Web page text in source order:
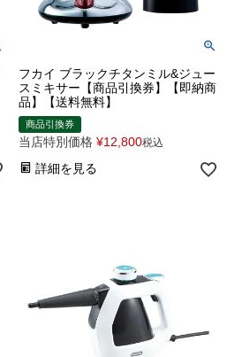
フカイ ブラックチタンミル&ジュー
スミキサー【商品引換券】【即納商
品】【送料無料】
商品引換券
当店特別価格 ¥12,800税込
詳細を見る